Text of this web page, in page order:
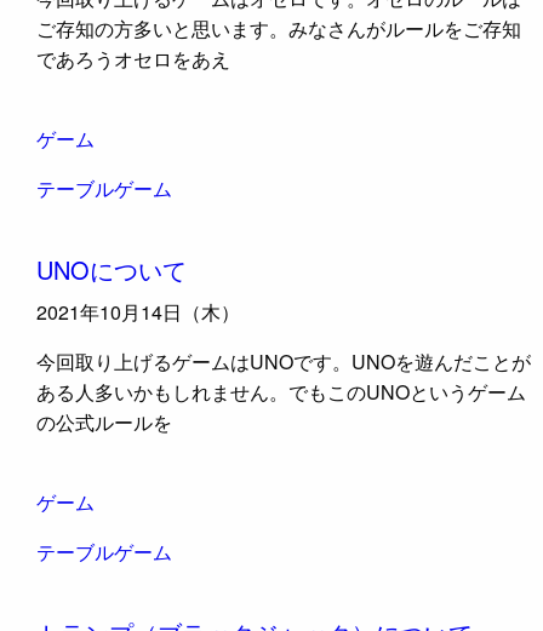
ご存知の方多いと思います。みなさんがルールをご存知
であろうオセロをあえ
ゲーム
テーブルゲーム
UNOについて
2021年10月14日（木）
今回取り上げるゲームはUNOです。UNOを遊んだことが
ある人多いかもしれません。でもこのUNOというゲーム
の公式ルールを
ゲーム
テーブルゲーム